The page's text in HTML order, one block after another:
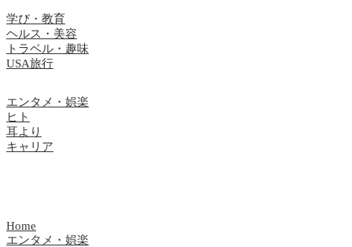
学び・教育
ヘルス・美容
トラベル・趣味
USA旅行
エンタメ・娯楽
ヒト
耳より
キャリア
Home
エンタメ・娯楽